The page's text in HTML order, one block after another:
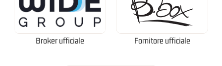
Broker ufficiale Fornitore ufficiale